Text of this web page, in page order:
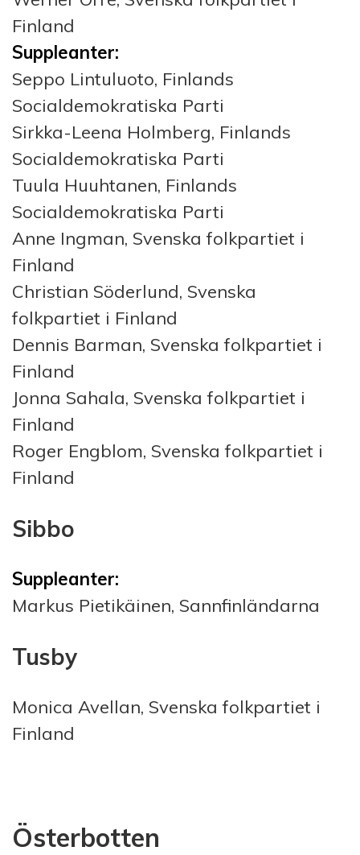
Finland
Suppleanter:
Seppo Lintuluoto, Finlands
Socialdemokratiska Parti
Sirkka-Leena Holmberg, Finlands
Socialdemokratiska Parti
Tuula Huuhtanen, Finlands
Socialdemokratiska Parti
Anne Ingman, Svenska folkpartiet i
Finland
Christian Söderlund, Svenska
folkpartiet i Finland
Dennis Barman, Svenska folkpartiet i
Finland
Jonna Sahala, Svenska folkpartiet i
Finland
Roger Engblom, Svenska folkpartiet i
Finland
Sibbo
Suppleanter:
Markus Pietikäinen, Sannfinländarna
Tusby
Monica Avellan, Svenska folkpartiet i
Finland
Österbotten